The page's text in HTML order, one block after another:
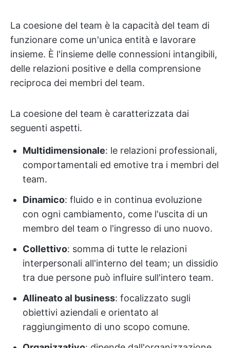
La coesione del team è la capacità del team di
funzionare come un'unica entità e lavorare
insieme. È l'insieme delle connessioni intangibili,
delle relazioni positive e della comprensione
reciproca dei membri del team.
La coesione del team è caratterizzata dai
seguenti aspetti.
Multidimensionale: le relazioni professionali,
comportamentali ed emotive tra i membri del
team.
Dinamico: fluido e in continua evoluzione
con ogni cambiamento, come l'uscita di un
membro del team o l'ingresso di uno nuovo.
Collettivo: somma di tutte le relazioni
interpersonali all'interno del team; un dissidio
tra due persone può influire sull'intero team.
Allineato al business: focalizzato sugli
obiettivi aziendali e orientato al
raggiungimento di uno scopo comune.